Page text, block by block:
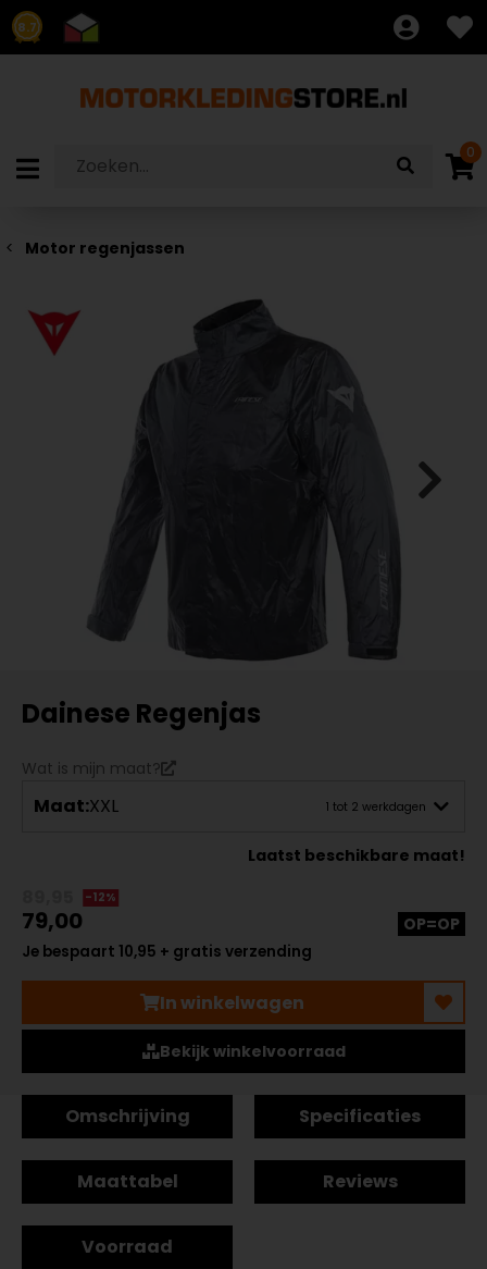
8.7
0
Motor regenjassen
Dainese Regenjas
Wat is mijn maat?
Maat:XXL 1 tot 2 werkdagen
Laatst beschikbare maat!
-12%
79,00
Je bespaart 10,95 + gratis verzending
OP=OP
In winkelwagen
Bekijk winkelvoorraad
Omschrijving Specificaties
Maattabel Reviews
Voorraad